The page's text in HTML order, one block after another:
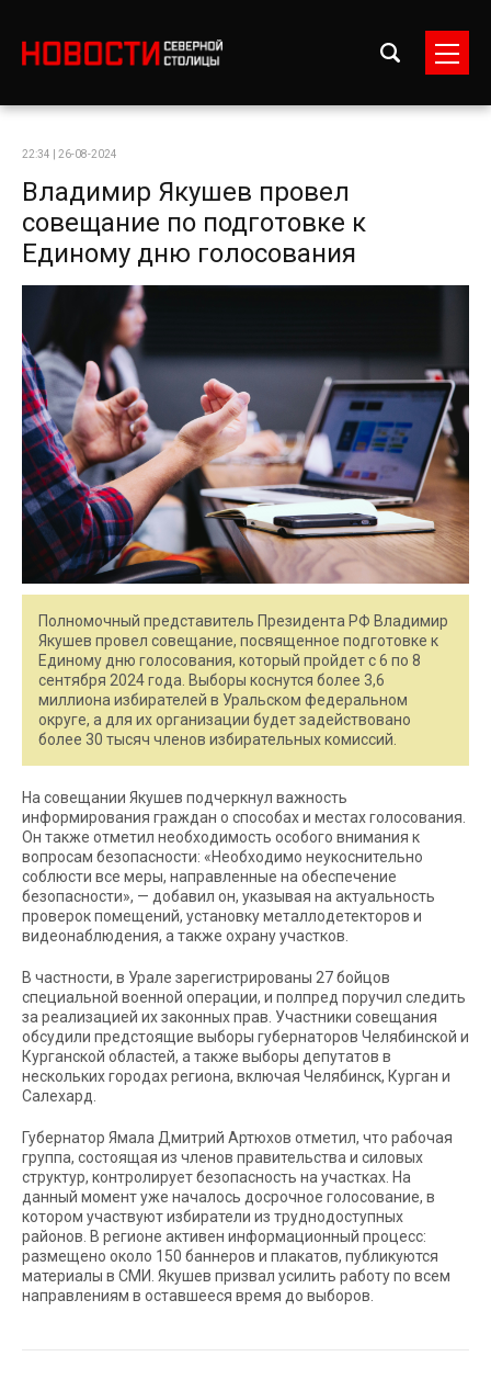
22:34 | 26-08-2024
Владимир Якушев провел
совещание по подготовке к
Единому дню голосования
Полномочный представитель Президента РФ Владимир
Якушев провел совещание, посвященное подготовке к
Единому дню голосования, который пройдет с 6 по 8
сентября 2024 года. Выборы коснутся более 3,6
миллиона избирателей в Уральском федеральном
округе, а для их организации будет задействовано
более 30 тысяч членов избирательных комиссий.
На совещании Якушев подчеркнул важность
информирования граждан о способах и местах голосования.
Он также отметил необходимость особого внимания к
вопросам безопасности: «Необходимо неукоснительно
соблюсти все меры, направленные на обеспечение
безопасности», — добавил он, указывая на актуальность
проверок помещений, установку металлодетекторов и
видеонаблюдения, а также охрану участков.
В частности, в Урале зарегистрированы 27 бойцов
специальной военной операции, и полпред поручил следить
за реализацией их законных прав. Участники совещания
обсудили предстоящие выборы губернаторов Челябинской и
Курганской областей, а также выборы депутатов в
нескольких городах региона, включая Челябинск, Курган и
Салехард.
Губернатор Ямала Дмитрий Артюхов отметил, что рабочая
группа, состоящая из членов правительства и силовых
структур, контролирует безопасность на участках. На
данный момент уже началось досрочное голосование, в
котором участвуют избиратели из труднодоступных
районов. В регионе активен информационный процесс:
размещено около 150 баннеров и плакатов, публикуются
материалы в СМИ. Якушев призвал усилить работу по всем
направлениям в оставшееся время до выборов.